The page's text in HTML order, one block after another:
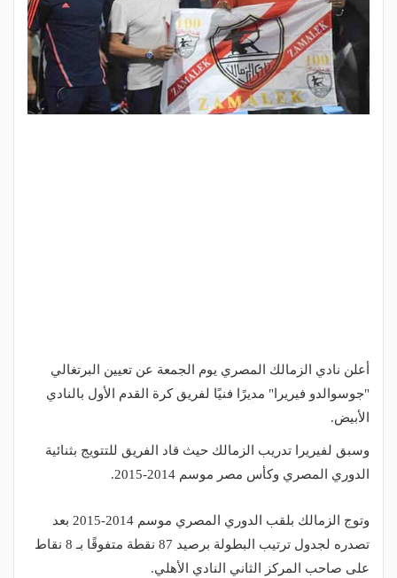
أعلن نادي الزمالك المصري يوم الجمعة عن تعيين البرتغالي
"جوسوالدو فيريرا" مديرًا فنيًا لفريق كرة القدم الأول بالنادي
الأبيض.
وسبق لفيريرا تدريب الزمالك حيث قاد الفريق للتتويج بثنائية
الدوري المصري وكأس مصر موسم 2014-2015.
وتوج الزمالك بلقب الدوري المصري موسم 2014-2015 بعد
تصدره لجدول ترتيب البطولة برصيد 87 نقطة متفوقًا بـ 8 نقاط
على صاحب المركز الثاني النادي الأهلي.